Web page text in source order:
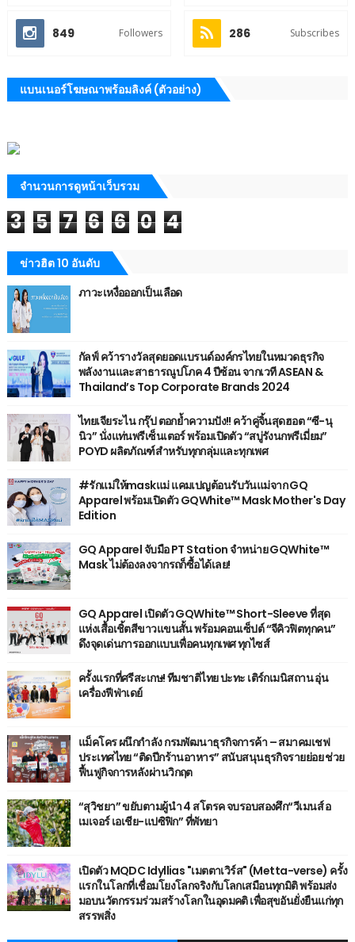
849 Followers 286 Subscribes
แบนเนอร์โฆษณาพร้อมลิงค์ (ตัวอย่าง)
จำนวนการดูหน้าเว็บรวม
3 5 7 6 6 0 4
ข่าวฮิต 10 อันดับ
ภาวะเหงื่อออกเป็นเลือด
กัลฟ์ คว้ารางวัลสุดยอดแบรนด์องค์กรไทยในหมวดธุรกิจ
พลังงานและสาธารณูปโภค 4 ปีซ้อน จากเวที ASEAN &
Thailand’s Top Corporate Brands 2024
ไทยเจียระไน กรุ๊ป ตอกย้ำความปัง!! คว้าคู่จิ้นสุดฮอต “ซี-นุ
นิว” นั่งแท่นพรีเซ็นเตอร์ พร้อมเปิดตัว “สบู่รังนกพรีเมี่ยม”
POYD ผลิตภัณฑ์สำหรับทุกกลุ่มและทุกเพศ
#รักแม่ให้maskแม่ แคมเปญต้อนรับวันแม่จาก GQ
Apparel พร้อมเปิดตัว GQWhite™ Mask Mother's Day
Edition
GQ Apparel จับมือ PT Station จำหน่าย GQWhite™
Mask ไม่ต้องลงจากรถก็ซื้อได้เลย!
GQ Apparel เปิดตัว GQWhite™ Short-Sleeve ที่สุด
แห่งเสื้อเชิ้ตสีขาวแขนสั้น พร้อมคอนเซ็ปต์ “จีคิวฟิตทุกคน”
ดึงจุดเด่นการออกแบบเพื่อคนทุกเพศ ทุกไซส์
ครั้งแรกที่ศรีสะเกษ! ทีมชาติไทย ปะทะ เติร์กเมนิสถาน อุ่น
เครื่องฟีฟ่าเดย์
แม็คโคร ผนึกกำลัง กรมพัฒนาธุรกิจการค้า – สมาคมเชฟ
ประเทศไทย “ติดปีกร้านอาหาร” สนับสนุนธุรกิจรายย่อย ช่วย
ฟื้นฟูกิจการหลังผ่านวิกฤต
“สุวิชยา” ขยับตามผู้นำ 4 สโตรค จบรอบสองศึก“วีเมนส์ อ
เมเจอร์ เอเชีย-แปซิฟิก” ที่พัทยา
เปิดตัว MQDC Idyllias "เมตตาเวิร์ส" (Metta-verse) ครั้ง
แรกในโลกที่เชื่อมโยงโลกจริงกับโลกเสมือนทุกมิติ พร้อมส่ง
มอบนวัตกรรมร่วมสร้างโลกในอุดมคติ เพื่อสุขอันยั่งยืนแก่ทุก
สรรพสิ่ง